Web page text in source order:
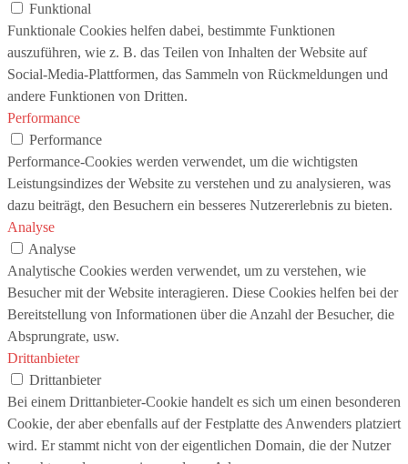
Funktional
Funktionale Cookies helfen dabei, bestimmte Funktionen
auszuführen, wie z. B. das Teilen von Inhalten der Website auf
Social-Media-Plattformen, das Sammeln von Rückmeldungen und
andere Funktionen von Dritten.
Performance
Performance
Performance-Cookies werden verwendet, um die wichtigsten
Leistungsindizes der Website zu verstehen und zu analysieren, was
dazu beiträgt, den Besuchern ein besseres Nutzererlebnis zu bieten.
Analyse
Analyse
Analytische Cookies werden verwendet, um zu verstehen, wie
Besucher mit der Website interagieren. Diese Cookies helfen bei der
Bereitstellung von Informationen über die Anzahl der Besucher, die
Absprungrate, usw.
Drittanbieter
Drittanbieter
Bei einem Drittanbieter-Cookie handelt es sich um einen besonderen
Cookie, der aber ebenfalls auf der Festplatte des Anwenders platziert
wird. Er stammt nicht von der eigentlichen Domain, die der Nutzer